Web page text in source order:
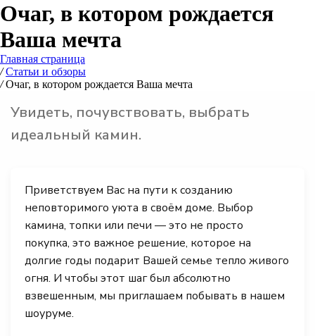
Очаг, в котором рождается
Ваша мечта
Главная страница
/ Статьи и обзоры
/ Очаг, в котором рождается Ваша мечта
Увидеть, почувствовать, выбрать
идеальный камин.
Приветствуем Вас на пути к созданию
неповторимого уюта в своём доме. Выбор
камина, топки или печи — это не просто
покупка, это важное решение, которое на
долгие годы подарит Вашей семье тепло живого
огня. И чтобы этот шаг был абсолютно
взвешенным, мы приглашаем побывать в нашем
шоуруме.